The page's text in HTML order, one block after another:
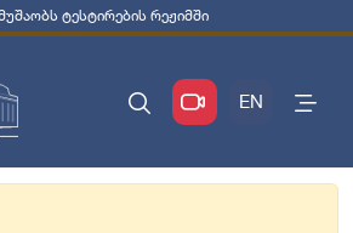
ტესტირების რეჟიმში
EN